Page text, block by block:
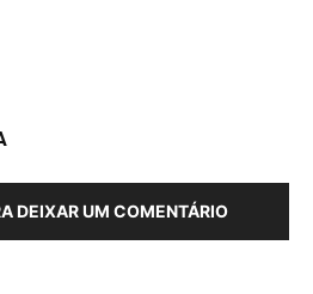
DEIXAR UM COMENTÁRIO